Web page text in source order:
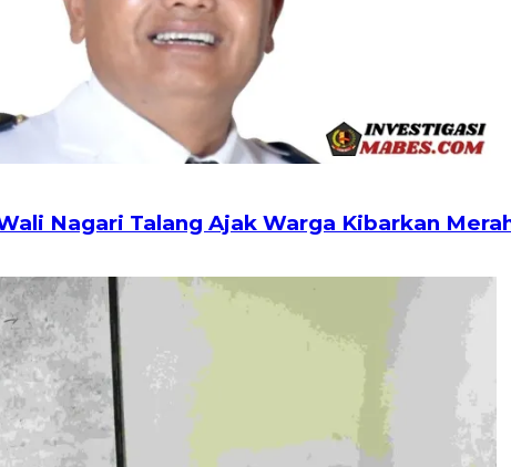
Nagari Talang Ajak Warga Kibarkan